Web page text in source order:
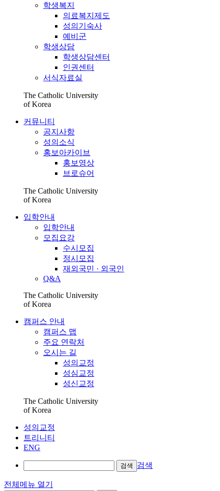
학생복지
의료복지제도
성의기숙사
예비군
학생상담
학생상담센터
인권센터
서식자료실
The Catholic University
of Korea
커뮤니티
공지사항
성의소식
홍보아카이브
홍보영상
브로슈어
The Catholic University
of Korea
입학안내
입학안내
모집요강
수시모집
정시모집
재외국민 · 외국인
Q&A
The Catholic University
of Korea
캠퍼스 안내
캠퍼스 맵
주요 연락처
오시는 길
성의교정
성심교정
성신교정
The Catholic University
of Korea
성의교정
트리니티
ENG
검색 검색
전체메뉴 열기